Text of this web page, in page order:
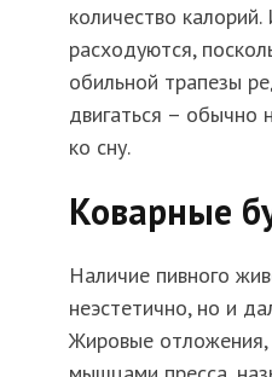
количество
расходуются,
обильной трапезы
двигаться – обычно
ко сну.
Коварные
Наличие пивного
неэстетично, но и
Жировые